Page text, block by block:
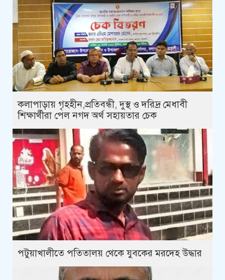
কলাপাড়ায় গৃহহীন,প্রতিবন্ধী, দুস্থ ও দরিদ্র মেধাবী
শিক্ষার্থীরা পেল নগদ অর্থ সহায়তার চেক
পটুয়াখালীতে পতিতালয় থেকে যুবকের মরদেহ উদ্ধার